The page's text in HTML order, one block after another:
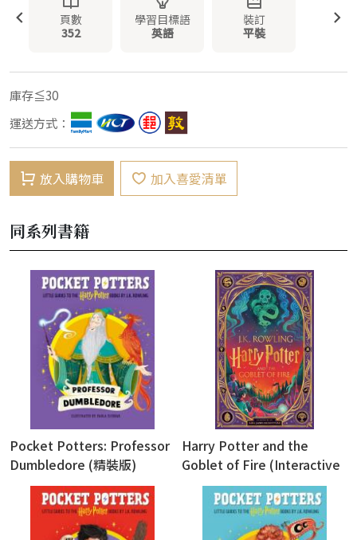
頁數
352
學習目標語
英語
裝訂
平裝
庫存≦30
運送方式：
放入購物車 加入喜愛清單
同系列書籍
Pocket Potters: Professor
Dumbledore (精裝版)
Harry Potter and the
Goblet of Fire (Interactive
Illustrated Edition) (精裝版)
(英國版)